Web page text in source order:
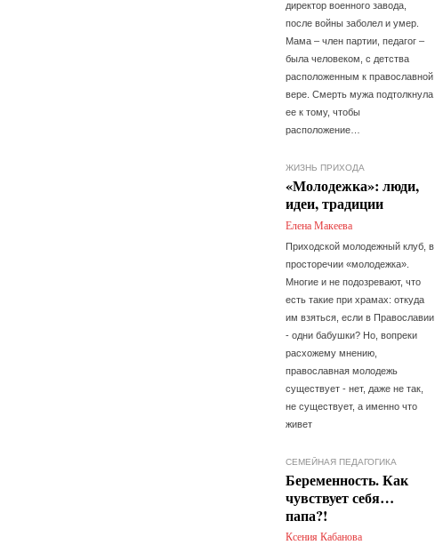
директор военного завода,
после войны заболел и умер.
Мама – член партии, педагог –
была человеком, с детства
расположенным к православной
вере. Смерть мужа подтолкнула
ее к тому, чтобы
расположение…
ЖИЗНЬ ПРИХОДА
«Молодежка»: люди,
идеи, традиции
Елена Макеева
Приходской молодежный клуб, в
просторечии «молодежка».
Многие и не подозревают, что
есть такие при храмах: откуда
им взяться, если в Православии
- одни бабушки? Но, вопреки
расхожему мнению,
православная молодежь
существует - нет, даже не так,
не существует, а именно что
живет
СЕМЕЙНАЯ ПЕДАГОГИКА
Беременность. Как
чувствует себя…
папа?!
Ксения Кабанова